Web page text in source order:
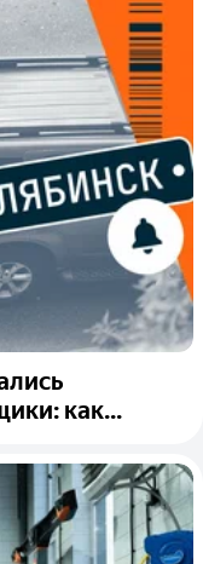
как...